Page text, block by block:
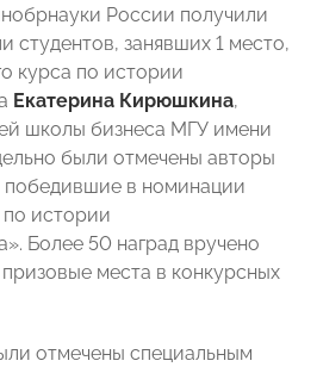
России получили
студентов, занявших 1 место,
курса по истории
Екатерина Кирюшкина,
школы бизнеса МГУ имени
были отмечены авторы
победившие в номинации
истории
Более 50 наград вручено
места в конкурсных
отмечены специальным